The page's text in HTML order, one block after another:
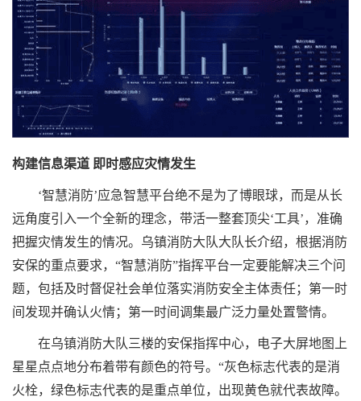
构建信息渠道 即时感应灾情发生
‘智慧消防’应急智慧平台绝不是为了博眼球，而是从长
远角度引入一个全新的理念，带活一整套顶尖‘工具’，准确
把握灾情发生的情况。乌镇消防大队大队长介绍，根据消防
安保的重点要求，“智慧消防”指挥平台一定要能解决三个问
题，包括及时督促社会单位落实消防安全主体责任；第一时
间发现并确认火情；第一时间调集最广泛力量处置警情。
在乌镇消防大队三楼的安保指挥中心，电子大屏地图上
星星点点地分布着带有颜色的符号。“灰色标志代表的是消
火栓，绿色标志代表的是重点单位，出现黄色就代表故障。